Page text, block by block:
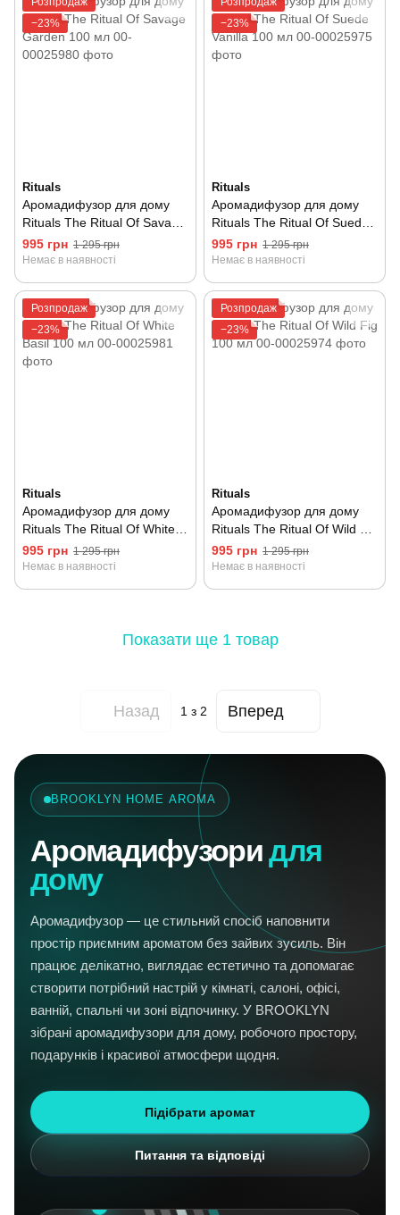
−23%
Rituals
Аромадифузор для дому
Rituals The Ritual Of Savage
Garden 100 мл
995 грн 1 295 грн
Немає в наявності
−23%
Rituals
Аромадифузор для дому
Rituals The Ritual Of Suede
Vanilla 100 мл
995 грн 1 295 грн
Немає в наявності
Розпродаж
−23%
Rituals
Аромадифузор для дому
Rituals The Ritual Of White
Basil 100 мл
995 грн 1 295 грн
Немає в наявності
Розпродаж
−23%
Rituals
Аромадифузор для дому
Rituals The Ritual Of Wild Fig
100 мл
995 грн 1 295 грн
Немає в наявності
Показати ще 1 товар
Назад 1 з 2 Вперед
BROOKLYN HOME AROMA
Аромадифузоридля
дому
Аромадифузор — це стильний спосіб наповнити
простір приємним ароматом без зайвих зусиль. Він
працює делікатно, виглядає естетично та допомагає
створити потрібний настрій у кімнаті, салоні, офісі,
ванній, спальні чи зоні відпочинку. У BROOKLYN
зібрані аромадифузори для дому, робочого простору,
подарунків і красивої атмосфери щодня.
Підібрати аромат
Питання та відповіді